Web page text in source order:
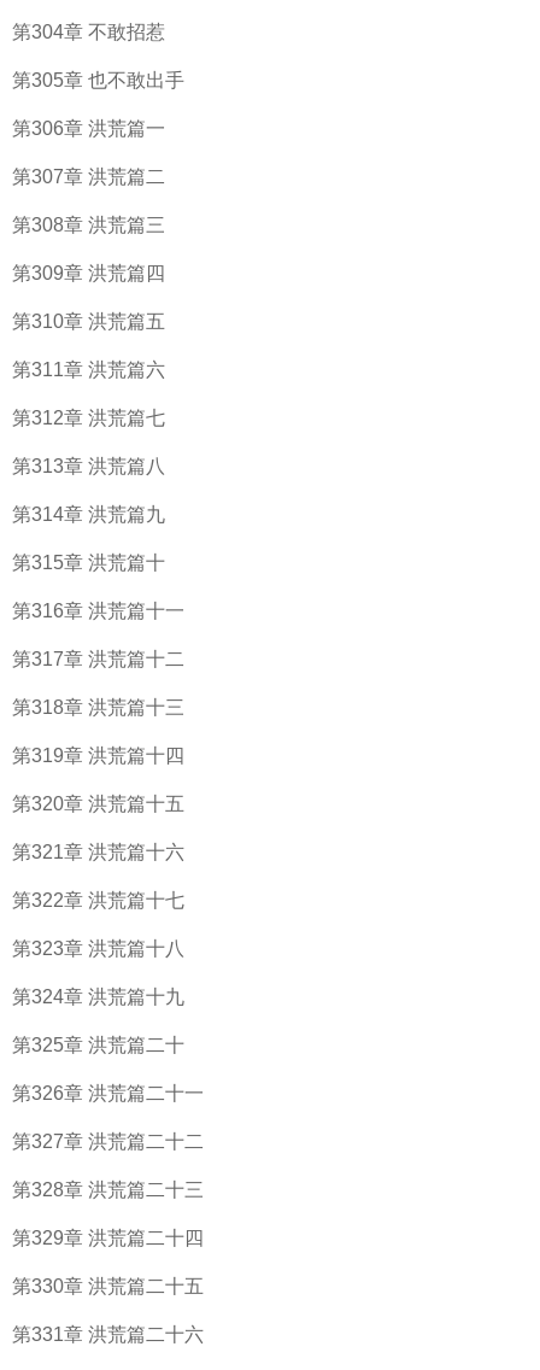
第304章 不敢招惹
第305章 也不敢出手
第306章 洪荒篇一
第307章 洪荒篇二
第308章 洪荒篇三
第309章 洪荒篇四
第310章 洪荒篇五
第311章 洪荒篇六
第312章 洪荒篇七
第313章 洪荒篇八
第314章 洪荒篇九
第315章 洪荒篇十
第316章 洪荒篇十一
第317章 洪荒篇十二
第318章 洪荒篇十三
第319章 洪荒篇十四
第320章 洪荒篇十五
第321章 洪荒篇十六
第322章 洪荒篇十七
第323章 洪荒篇十八
第324章 洪荒篇十九
第325章 洪荒篇二十
第326章 洪荒篇二十一
第327章 洪荒篇二十二
第328章 洪荒篇二十三
第329章 洪荒篇二十四
第330章 洪荒篇二十五
第331章 洪荒篇二十六